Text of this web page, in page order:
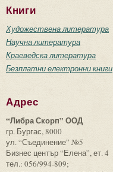
Книги
Художествена литература
Научна литература
Краеведска литература
Безплатни електронни книги
Адрес
“Либра Скорп” ООД
гр. Бургас, 8000
ул. “Съединение” №5
Бизнес център “Елена”, ет. 4
тел.: 056/994-809;